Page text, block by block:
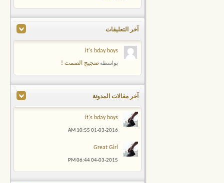
آخر التعليقات
it's bday boys
بواسطةضجيج الصمت !
آخر مقالات المدونة
it's bday boys
01-03-2016
10:55 AM
Great Girl
04-03-2015
06:44 PM